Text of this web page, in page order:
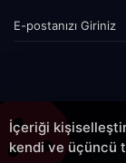
İçeriği
kendi ve üçüncü